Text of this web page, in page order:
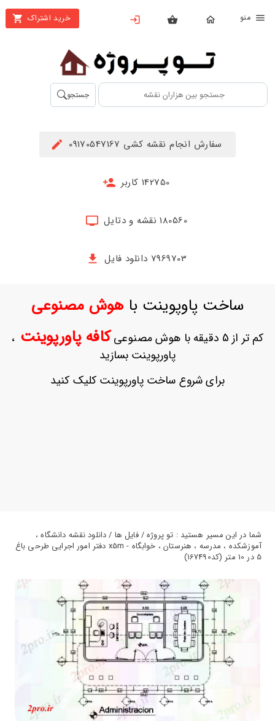
خرید اشتراک
بستن
محصولات
تهیه
اشتراک
حساب
ثبت
بازیابی
جستجو
سفارش انجام نقشه کشی 09170547167
142750 کاربر
180560 نقشه و دتایل
7969703 دانلود فایل
ساخت پاوپوینت باهوش مصنوعی
کم تر از 5 دقیقه با هوش مصنوعی کافه پاورپوینت ،
پاورپوینت بسازید
برای شروع ساخت پاورپوینت کلیک کنید
شما در این مسیر هستید : تو پروژه / فایل ها / دانلود نقشه دانشگاه ،
آموزشکده ، مدرسه ، هنرستان ، خوابگاه - x5m دفتر امور اجرایی طرحی باغ
5 در 10 متر (کد167490)